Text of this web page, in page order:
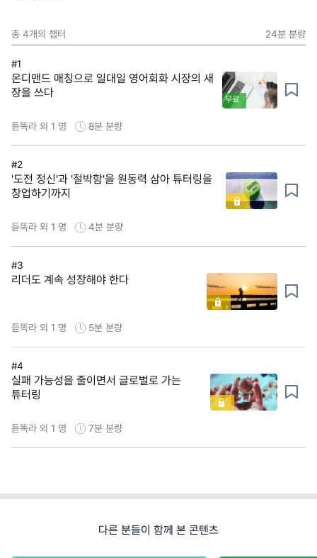
총 4개의 챕터 24분 분량
#1
온디맨드 매칭으로 일대일 영어회화 시장의 새
장을 쓰다
무료
듣똑라 외 1 명 8분 분량
#2
'도전 정신'과 '절박함'을 원동력 삼아 튜터링을
창업하기까지
듣똑라 외 1 명 4분 분량
#3
리더도 계속 성장해야 한다
듣똑라 외 1 명 5분 분량
#4
실패 가능성을 줄이면서 글로벌로 가는
튜터링
듣똑라 외 1 명 7분 분량
다른 분들이 함께 본 콘텐츠